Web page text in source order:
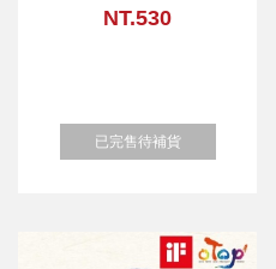
館)
NT.530
已完售待補貨